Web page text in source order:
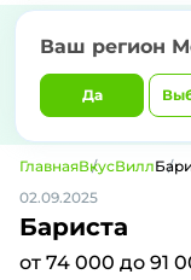
Ваш регион
Да
ГлавнаяВкусВилл
02.09.2025
Бариста
от 74 000 до 91